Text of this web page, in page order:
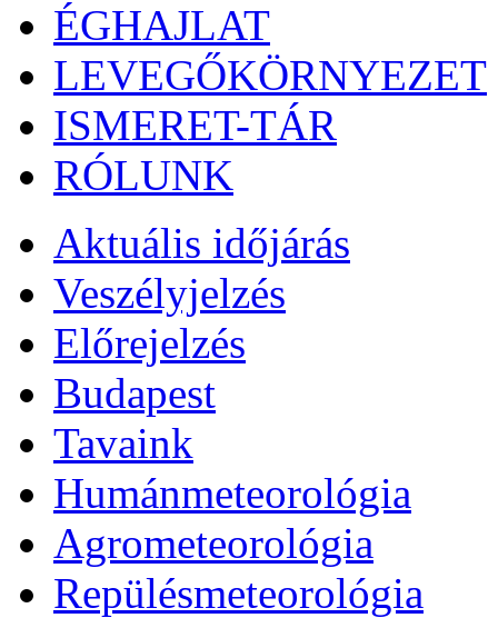
ÉGHAJLAT
LEVEGŐKÖRNYEZET
ISMERET-TÁR
RÓLUNK
Aktuális időjárás
Veszélyjelzés
Előrejelzés
Budapest
Tavaink
Humánmeteorológia
Agrometeorológia
Repülésmeteorológia